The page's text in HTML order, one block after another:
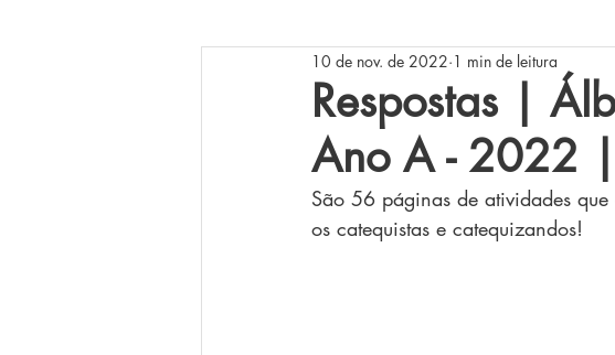
Respostas |
Ano A - 2022
10 de nov. de 2022 1 min de leitura
São 56 páginas de atividades
os catequistas e catequizandos!